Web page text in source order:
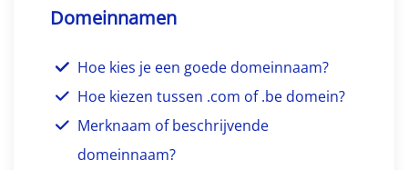
Domeinnamen
Hoe kies je een goede domeinnaam?
Hoe kiezen tussen .com of .be domein?
Merknaam of beschrijvende
domeinnaam?